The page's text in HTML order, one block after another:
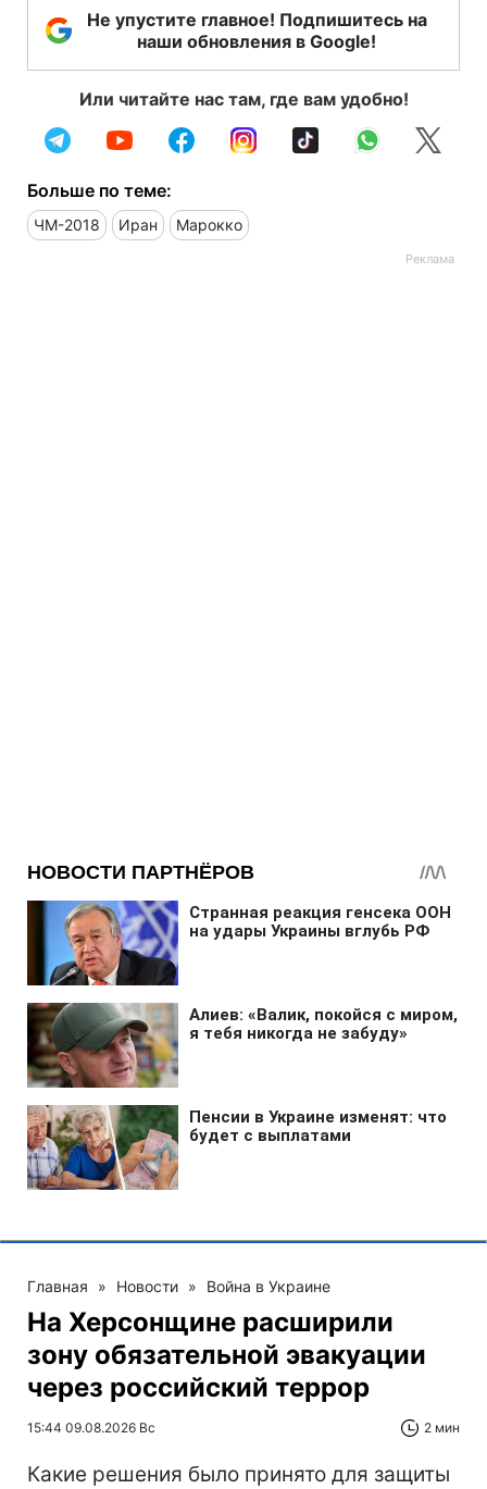
Не упустите главное! Подпишитесь на
наши обновления в Google!
Или читайте нас там, где вам удобно!
Больше по теме:
ЧМ-2018 Иран Марокко
Главная » Новости » Война в Украине
На Херсонщине расширили
зону обязательной эвакуации
через российский террор
15:44 09.08.2026 Вс 2 мин
Какие решения было принято для защиты